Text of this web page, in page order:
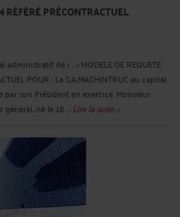
PRÉCONTRACTUEL
de < ...> MODELE DE REQUETE
POUR : La S.A.MACHINTRUC au capital
son Président en exercice, Monsieur
né le 18 ... Lire la suite >